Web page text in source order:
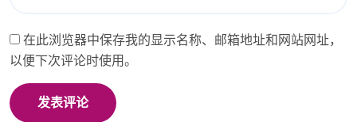
在此浏览器中保存我的显示名称、邮箱地址和网站网址，
以便下次评论时使用。